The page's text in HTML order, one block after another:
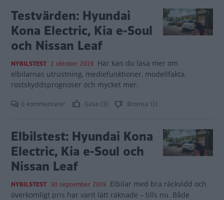
Testvärden: Hyundai
Kona Electric, Kia e-Soul
och Nissan Leaf
NYBILSTEST 2 oktober 2019 Här kan du läsa mer om
elbilarnas utrustning, mediefunktioner, modellfakta,
rostskyddsprognoser och mycket mer.
0 kommentarer Gasa (3) Bromsa (1)
Elbilstest: Hyundai Kona
Electric, Kia e-Soul och
Nissan Leaf
NYBILSTEST 30 september 2019 Elbilar med bra räckvidd och
överkomligt pris har varit lätt räknade – tills nu. Både